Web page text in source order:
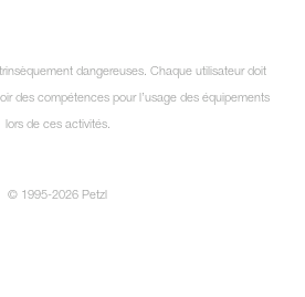
dangereuses. Chaque utilisateur doit
des compétences pour l’usage des équipements
lors de ces activités.
© 1995-2026 Petzl